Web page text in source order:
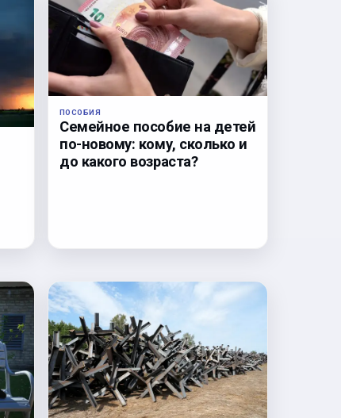
ПОСОБИЯ
Семейное пособие на детей
по-новому: кому, сколько и
до какого возраста?